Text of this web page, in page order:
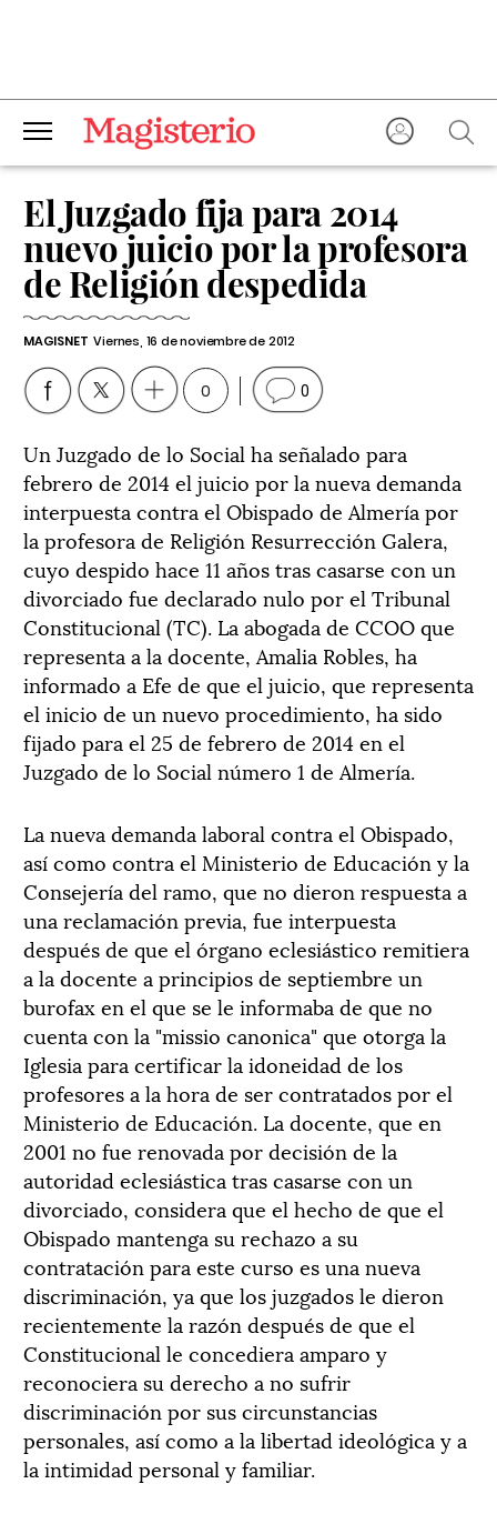
El Juzgado fija para 2014
nuevo juicio por la profesora
de Religión despedida
MAGISNET Viernes, 16 de noviembre de 2012
0 0
Un Juzgado de lo Social ha señalado para
febrero de 2014 el juicio por la nueva demanda
interpuesta contra el Obispado de Almería por
la profesora de Religión Resurrección Galera,
cuyo despido hace 11 años tras casarse con un
divorciado fue declarado nulo por el Tribunal
Constitucional (TC). La abogada de CCOO que
representa a la docente, Amalia Robles, ha
informado a Efe de que el juicio, que representa
el inicio de un nuevo procedimiento, ha sido
fijado para el 25 de febrero de 2014 en el
Juzgado de lo Social número 1 de Almería.
La nueva demanda laboral contra el Obispado,
así como contra el Ministerio de Educación y la
Consejería del ramo, que no dieron respuesta a
una reclamación previa, fue interpuesta
después de que el órgano eclesiástico remitiera
a la docente a principios de septiembre un
burofax en el que se le informaba de que no
cuenta con la "missio canonica" que otorga la
Iglesia para certificar la idoneidad de los
profesores a la hora de ser contratados por el
Ministerio de Educación. La docente, que en
2001 no fue renovada por decisión de la
autoridad eclesiástica tras casarse con un
divorciado, considera que el hecho de que el
Obispado mantenga su rechazo a su
contratación para este curso es una nueva
discriminación, ya que los juzgados le dieron
recientemente la razón después de que el
Constitucional le concediera amparo y
reconociera su derecho a no sufrir
discriminación por sus circunstancias
personales, así como a la libertad ideológica y a
la intimidad personal y familiar.